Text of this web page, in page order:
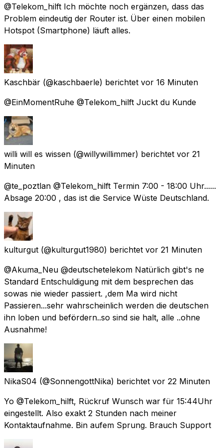
@Telekom_hilft Ich möchte noch ergänzen, dass das
Problem eindeutig der Router ist. Über einen mobilen
Hotspot (Smartphone) läuft alles.
Kaschbär (@kaschbaerle) berichtet vor 16 Minuten
@EinMomentRuhe @Telekom_hilft Juckt du Kunde
willi will es wissen (@willywillimmer) berichtet vor 21
Minuten
@te_poztlan @Telekom_hilft Termin 7:00 - 18:00 Uhr......
Absage 20:00 , das ist die Service Wüste Deutschland.
kulturgut (@kulturgut1980) berichtet vor 21 Minuten
@Akuma_Neu @deutschetelekom Natürlich gibt's ne
Standard Entschuldigung mit dem besprechen das
sowas nie wieder passiert. ,dem Ma wird nicht
Passieren...sehr wahrscheinlich werden die deutschen
ihn loben und befördern..so sind sie halt, alle ..ohne
Ausnahme!
NikaS04 (@SonnengottNika) berichtet vor 22 Minuten
Yo @Telekom_hilft, Rückruf Wunsch war für 15:44Uhr
eingestellt. Also exakt 2 Stunden nach meiner
Kontaktaufnahme. Bin aufem Sprung. Brauch Support